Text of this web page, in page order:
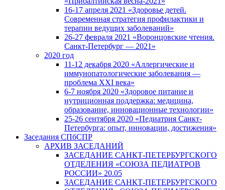
16-17 апреля 2021 «Здоровье детей.
Современная стратегия профилактики и
терапии ведущих заболеваний»
26-27 февраля 2021 «Воронцовские чтения.
Санкт-Петербург — 2021»
2020 год
11-12 декабря 2020 «Аллергические и
иммунопатологические заболевания —
проблема XXI века»
6-7 ноября 2020 «Здоровое питание и
нутриционная поддержка: медицина,
образование, инновационные технологии»
25-26 сентября 2020 «Педиатрия Санкт-
Петербурга: опыт, инновации, достижения»
Заседания СПбСПР
АРХИВ ЗАСЕДАНИЙ
ЗАСЕДАНИЕ САНКТ-ПЕТЕРБУРГСКОГО
ОТДЕЛЕНИЯ «СОЮЗА ПЕДИАТРОВ
РОССИИ» 20.05
ЗАСЕДАНИЕ САНКТ-ПЕТЕРБУРГСКОГО